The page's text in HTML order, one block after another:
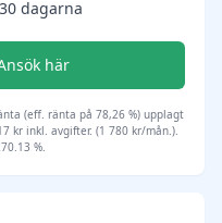
dagarna
här
(eff. ränta på 78,26 %) upplagt
kr inkl. avgifter. (1 780 kr/mån.).
%.